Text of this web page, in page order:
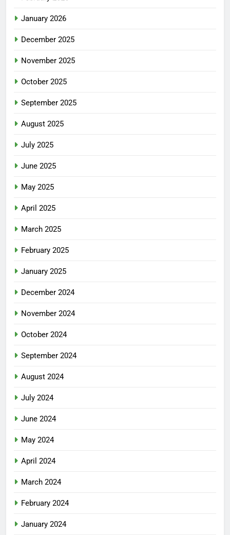
January 2026
December 2025
November 2025
October 2025
September 2025
August 2025
July 2025
June 2025
May 2025
April 2025
March 2025
February 2025
January 2025
December 2024
November 2024
October 2024
September 2024
August 2024
July 2024
June 2024
May 2024
April 2024
March 2024
February 2024
January 2024